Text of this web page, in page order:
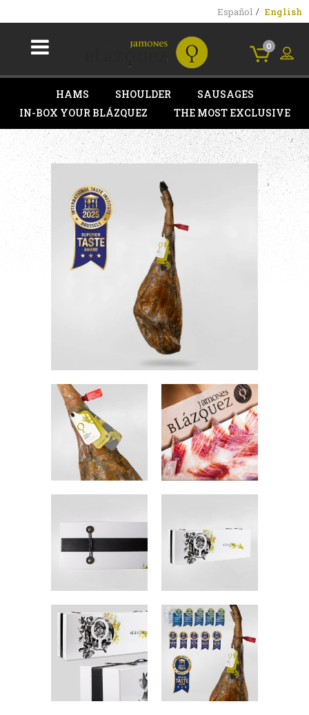
Español English
0
HAMS SHOULDER
SAUSAGES
IN-BOX YOUR BLÁZQUEZ
THE MOST EXCLUSIVE